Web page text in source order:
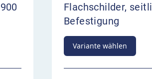
Flachschilder,
Befestigung
Variante wählen